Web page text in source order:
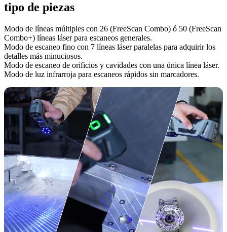
tipo de piezas
Modo de líneas múltiples con 26 (FreeScan Combo) ó 50 (FreeScan
Combo+) líneas láser para escaneos generales.
Modo de escaneo fino con 7 líneas láser paralelas para adquirir los
detalles más minuciosos.
Modo de escaneo de orificios y cavidades con una única línea láser.
Modo de luz infrarroja para escaneos rápidos sin marcadores.